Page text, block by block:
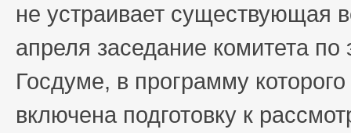
не устраивает существующая
апреля заседание комитета по
Госдуме, в программу
включена подготовку к